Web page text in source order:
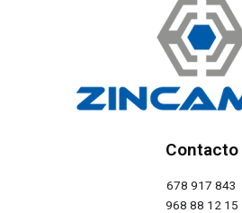
Contacto
678 917 843
968 88 12 15